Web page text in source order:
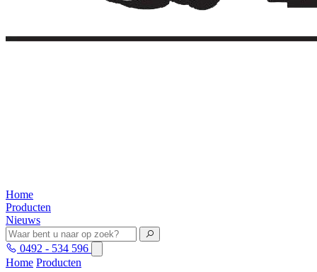
Home
Producten
Nieuws
0492 - 534 596
Home Producten